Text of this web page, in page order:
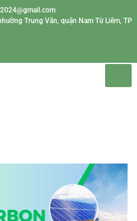
Trung Văn, quận Nam Từ Liêm, TP